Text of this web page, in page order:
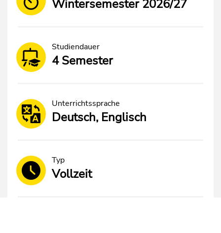
Wintersemester 2026/27
Studiendauer
4 Semester
Unterrichtssprache
Deutsch, Englisch
Typ
Vollzeit